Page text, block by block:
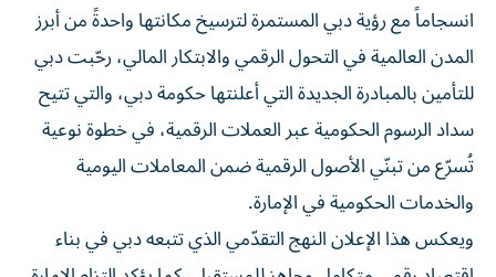
انسجاماً مع رؤية دبي المستمرة لترسيخ مكانتها واحدةً من أبرز
المدن العالمية في التحول الرقمي والابتكار المالي، رحّبت دبي
للتأمين بالمبادرة الجديدة التي أعلنتها حكومة دبي، والتي تتيح
سداد الرسوم الحكومية عبر العملات الرقمية، في خطوة نوعية
تُسرّع من تبنّي الأصول الرقمية ضمن المعاملات اليومية
والخدمات الحكومية في الإمارة.
ويعكس هذا الإعلان النهج التقدّمي الذي تتبعه دبي في بناء